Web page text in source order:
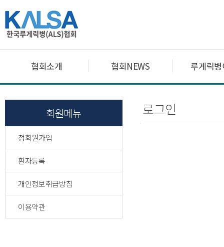
협회소개 협회NEWS 루게릭
회원메뉴
정회원가입
환자등록
개인정보취급방침
이용약관
로그인